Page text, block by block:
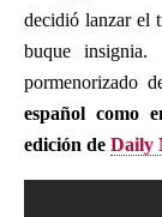
decidió lanzar el
buque insignia.
pormenorizado
español como
edición de Daily